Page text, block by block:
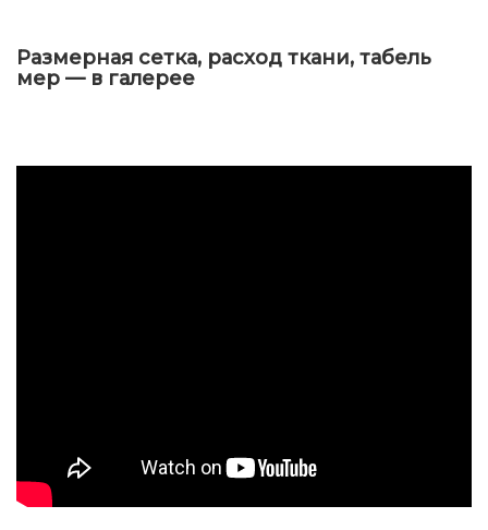
Размерная сетка, расход ткани, табель
мер — в галерее